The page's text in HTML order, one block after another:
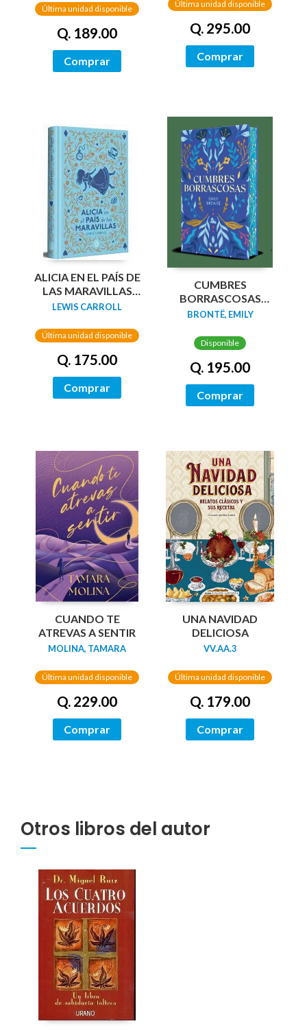
Última unidad disponible
Q. 189.00
Comprar
Última unidad disponible
Q. 295.00
Comprar
ALICIA EN EL PAÍS DE
LAS MARAVILLAS
(EDICIÓN LIMITADA
PINTADOS)
LEWIS CARROLL
Última unidad disponible
Q. 175.00
Comprar
CUMBRES
BORRASCOSAS
(EDICION LIMITADA
TINTADOS)
BRONTË, EMILY
Disponible
Q. 195.00
Comprar
CUANDO TE
ATREVAS A SENTIR
MOLINA, TAMARA
Última unidad disponible
Q. 229.00
Comprar
UNA NAVIDAD
DELICIOSA
VV.AA.3
Última unidad disponible
Q. 179.00
Comprar
Otros libros del autor